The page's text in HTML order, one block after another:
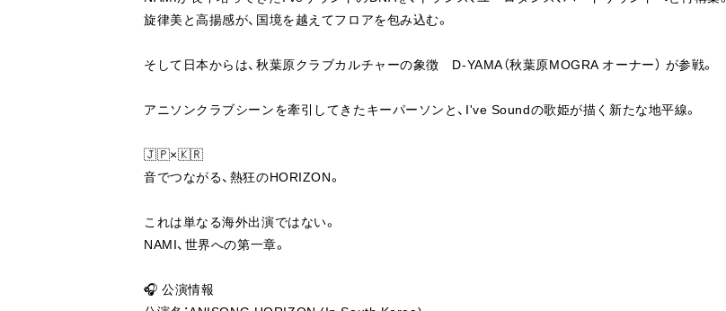
旋律美と高揚感が、国境を越えてフロアを包み込む。
そして日本からは、秋葉原クラブカルチャーの象徴 D-YAMA（秋葉原MOGRA オーナー） が参戦。
アニソンクラブシーンを牽引してきたキーパーソンと、I've Soundの歌姫が描く新たな地平線。
🇯🇵×🇰🇷
音でつながる、熱狂のHORIZON。
これは単なる海外出演ではない。
NAMI、世界への第一章。
🎧 公演情報